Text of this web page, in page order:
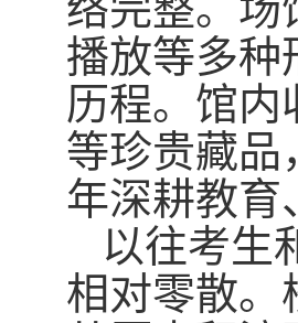
播放等多种
历程。馆内
等珍贵藏品
年深耕教育
以往考生
相对零散。